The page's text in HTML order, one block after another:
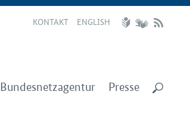
KONTAKT ENGLISH
Bundesnetzagentur Presse